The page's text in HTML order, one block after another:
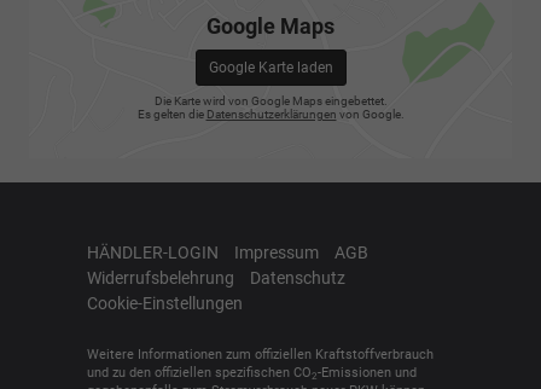
Google Maps
Google Karte laden
Die Karte wird von Google Maps eingebettet.
Es gelten die Datenschutzerklärungen von Google.
HÄNDLER-LOGIN Impressum
AGB
Widerrufsbelehrung
Datenschutz
Cookie-Einstellungen
Weitere Informationen zum offiziellen Kraftstoffverbrauch
und zu den offiziellen spezifischen CO2-Emissionen und